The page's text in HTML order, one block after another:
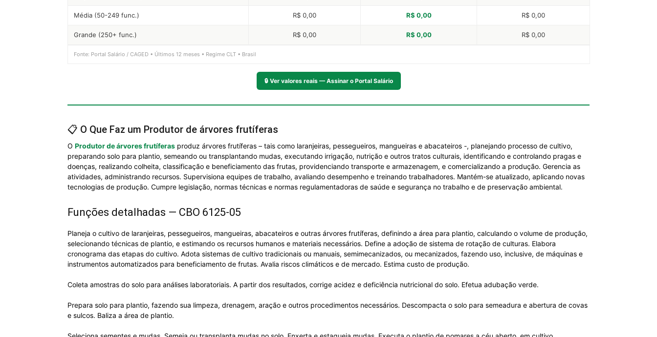
Média (50-249 func.) R$ 0,00 R$ 0,00 R$ 0,00
Grande (250+ func.) R$ 0,00 R$ 0,00 R$ 0,00
Fonte: Portal Salário / CAGED • Últimos 12 meses • Regime CLT • Brasil
🔒 Ver valores reais — Assinar o Portal Salário
📋 O Que Faz um Produtor de árvores frutíferas
O Produtor de árvores frutíferas produz árvores frutíferas – tais como laranjeiras, pessegueiros, mangueiras e abacateiros -, planejando processo de cultivo,
preparando solo para plantio, semeando ou transplantando mudas, executando irrigação, nutrição e outros tratos culturais, identificando e controlando pragas e
doenças, realizando colheita, classificação e beneficiamento das frutas, providenciando transporte e armazenagem, e comercializando a produção. Gerencia as
atividades, administrando recursos. Supervisiona equipes de trabalho, avaliando desempenho e treinando trabalhadores. Mantém-se atualizado, aplicando novas
tecnologias de produção. Cumpre legislação, normas técnicas e normas regulamentadoras de saúde e segurança no trabalho e de preservação ambiental.
Funções detalhadas — CBO 6125-05
Planeja o cultivo de laranjeiras, pessegueiros, mangueiras, abacateiros e outras árvores frutíferas, definindo a área para plantio, calculando o volume de produção,
selecionando técnicas de plantio, e estimando os recursos humanos e materiais necessários. Define a adoção de sistema de rotação de culturas. Elabora
cronograma das etapas do cultivo. Adota sistemas de cultivo tradicionais ou manuais, semimecanizados, ou mecanizados, fazendo uso, inclusive, de máquinas e
instrumentos automatizados para beneficiamento de frutas. Avalia riscos climáticos e de mercado. Estima custo de produção.
Coleta amostras do solo para análises laboratoriais. A partir dos resultados, corrige acidez e deficiência nutricional do solo. Efetua adubação verde.
Prepara solo para plantio, fazendo sua limpeza, drenagem, aração e outros procedimentos necessários. Descompacta o solo para semeadura e abertura de covas
e sulcos. Baliza a área de plantio.